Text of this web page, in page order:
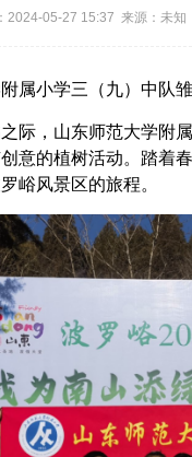
2024-05-27 15:37 来源：未知
小学三（九）中队雏
，山东师范大学附属
意的植树活动。踏着
峪风景区的旅程。